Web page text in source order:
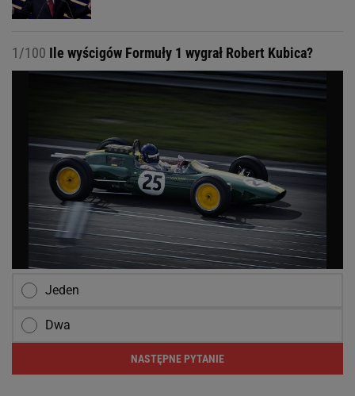
1/100 Ile wyścigów Formuły 1 wygrał Robert Kubica?
Jeden
Dwa
NASTĘPNE PYTANIE